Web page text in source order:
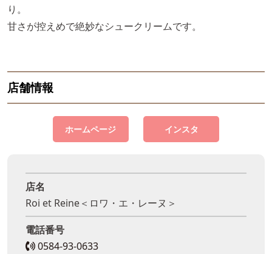
り。
甘さが控えめで絶妙なシュークリームです。
店舗情報
ホームページ インスタ
店名
Roi et Reine＜ロワ・エ・レーヌ＞
電話番号
0584-93-0633